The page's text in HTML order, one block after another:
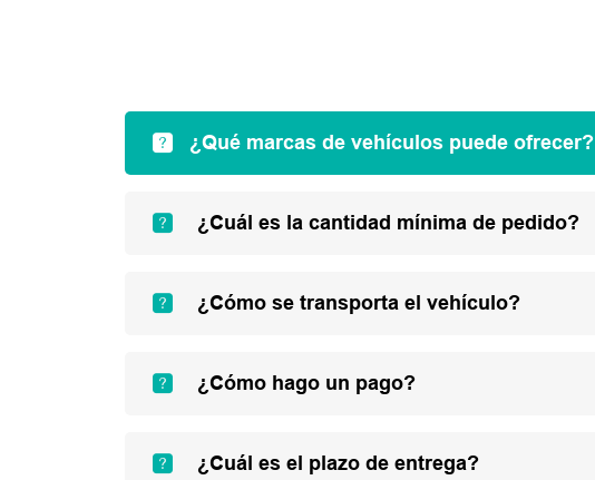
¿Qué marcas de vehículos puede ofrecer?
¿Cuál es la cantidad mínima de pedido?
¿Cómo se transporta el vehículo?
¿Cómo hago un pago?
¿Cuál es el plazo de entrega?